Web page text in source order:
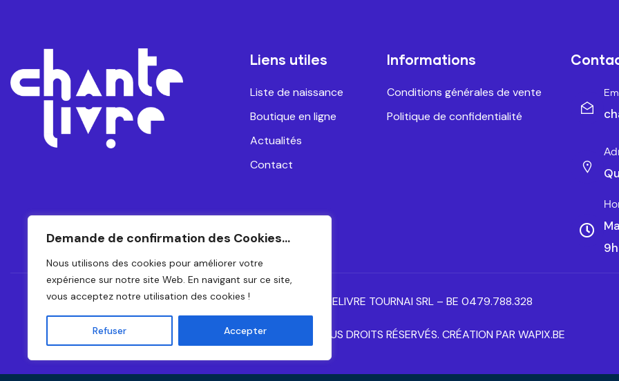
Demande de confirmation des Cookies...
Nous utilisons des cookies pour améliorer votre
expérience sur notre site Web. En navigant sur ce site,
vous acceptez notre utilisation des cookies !
Refuser Accepter
Liens utiles
Liste de naissance
Boutique en ligne
Actualités
Contact
Informations
Conditions générales de vente
Politique de confidentialité
CHANTELIVRE TOURNAI SRL – BE 0479.788.328
© 2024 – TOUS DROITS RÉSERVÉS. CRÉATION PAR WAPIX.BE